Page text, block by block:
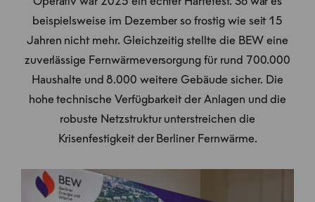
beispielsweise im Dezember so frostig wie seit 15
Jahren nicht mehr. Gleichzeitig stellte die BEW eine
zuverlässige Fernwärmeversorgung für rund 700.000
Haushalte und 8.000 weitere Gebäude sicher. Die
hohe technische Verfügbarkeit der Anlagen und die
robuste Netzstruktur unterstreichen die
Krisenfestigkeit der Berliner Fernwärme.